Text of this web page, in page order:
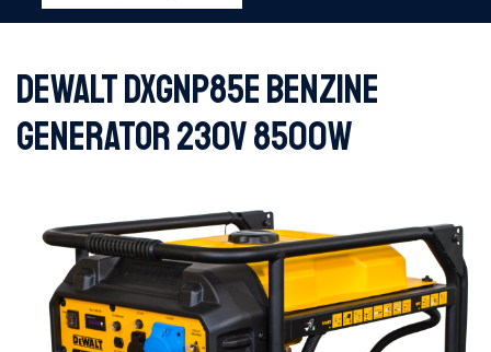
DEWALT DXGNP85E BENZINE
GENERATOR 230V 8500W